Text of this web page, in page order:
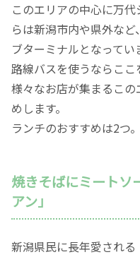
このエリアの中心に万
らは新潟市内や県外な
ブターミナルとなってい
路線バスを使うならここ
様々なお店が集まるこ
めします。
ランチのおすすめは2つ。
焼きそばにミートソ
アン」
新潟県民に長年愛される